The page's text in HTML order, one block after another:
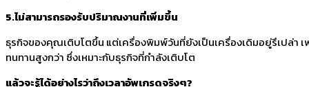
5.ไม่สามารถรองรับปริมาณงานที่เพิ่มขึ้น
ธุรกิจของคุณเติบโตขึ้น แต่เครื่องพิมพ์วันที่ยังเป็นเครื่องเดิมอยู่รึเปล่า
ทนทานสูงกว่า ซึ่งเหมาะกับธุรกิจที่กำลังเติบโต
แล้วจะรู้ได้อย่างไรว่าถึงเวลาอัพเกรดจริงๆ?